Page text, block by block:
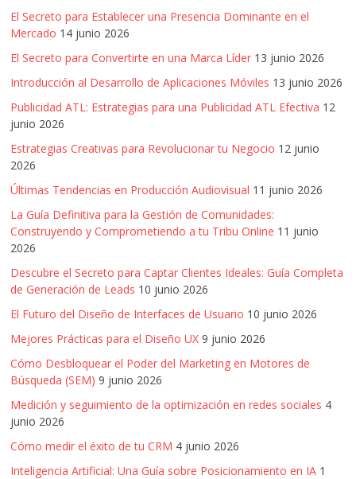
,
BTL,
Periódicos
y
Producción
en
El Secreto para Establecer una Presencia Dominante en el
Mercado 14 junio 2026
El Secreto para Convertirte en una Marca Líder 13 junio 2026
Introducción al Desarrollo de Aplicaciones Móviles 13 junio 2026
Publicidad ATL: Estrategias para una Publicidad ATL Efectiva 12
junio 2026
Estrategias Creativas para Revolucionar tu Negocio 12 junio
2026
Últimas Tendencias en Producción Audiovisual 11 junio 2026
La Guía Definitiva para la Gestión de Comunidades:
Construyendo y Comprometiendo a tu Tribu Online 11 junio
2026
Descubre el Secreto para Captar Clientes Ideales: Guía Completa
de Generación de Leads 10 junio 2026
El Futuro del Diseño de Interfaces de Usuario 10 junio 2026
Mejores Prácticas para el Diseño UX 9 junio 2026
Cómo Desbloquear el Poder del Marketing en Motores de
Búsqueda (SEM) 9 junio 2026
Medición y seguimiento de la optimización en redes sociales 4
junio 2026
Cómo medir el éxito de tu CRM 4 junio 2026
Inteligencia Artificial: Una Guía sobre Posicionamiento en IA 1